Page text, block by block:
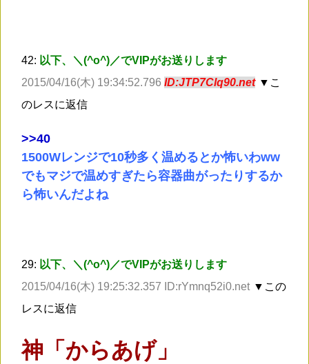
42: 以下、＼(^o^)／でVIPがお送りします
2015/04/16(木) 19:34:52.796 ID:JTP7Clq90.net ▼こ
のレスに返信
>>40
1500Wレンジで10秒多く温めるとか怖いわww
でもマジで温めすぎたら容器曲がったりするか
ら怖いんだよね
29: 以下、＼(^o^)／でVIPがお送りします
2015/04/16(木) 19:25:32.357 ID:rYmnq52i0.net ▼この
レスに返信
神「からあげ」